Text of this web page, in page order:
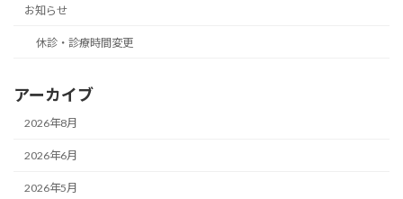
お知らせ
休診・診療時間変更
アーカイブ
2026年8月
2026年6月
2026年5月